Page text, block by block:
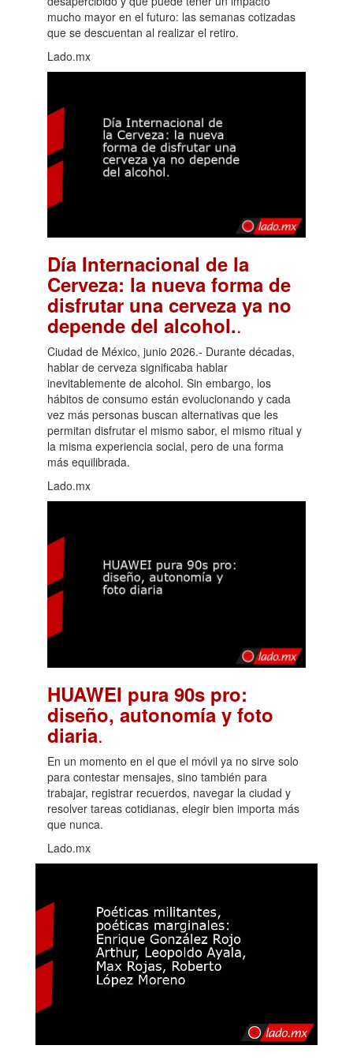
mucho mayor en el futuro: las semanas cotizadas
que se descuentan al realizar el retiro.
Lado.mx
Día Internacional de la
Cerveza: la nueva forma de
disfrutar una cerveza ya no
depende del alcohol..
Ciudad de México, junio 2026.- Durante décadas,
hablar de cerveza significaba hablar
inevitablemente de alcohol. Sin embargo, los
hábitos de consumo están evolucionando y cada
vez más personas buscan alternativas que les
permitan disfrutar el mismo sabor, el mismo ritual y
la misma experiencia social, pero de una forma
más equilibrada.
Lado.mx
HUAWEI pura 90s pro:
diseño, autonomía y foto
diaria.
En un momento en el que el móvil ya no sirve solo
para contestar mensajes, sino también para
trabajar, registrar recuerdos, navegar la ciudad y
resolver tareas cotidianas, elegir bien importa más
que nunca.
Lado.mx